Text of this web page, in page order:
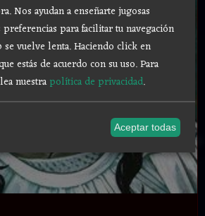
Nos ayudan a enseñarte jugosas
para facilitar tu navegación
se vuelve lenta. Haciendo click en
estás de acuerdo con su uso.Para
nuestrapolítica de privacidad.
Aceptar todas